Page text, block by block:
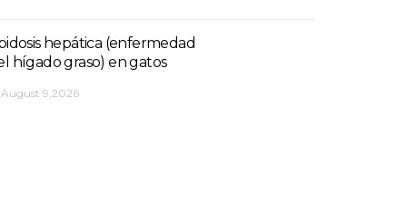
hepática (enfermedad
hígado graso) en gatos
August 9,2026